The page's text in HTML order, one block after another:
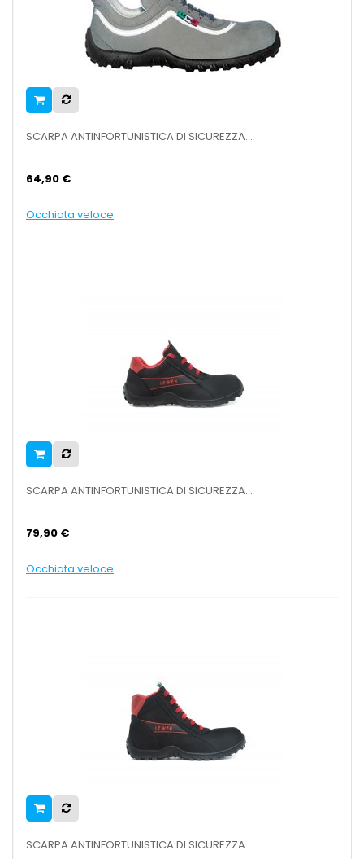
SCARPA ANTINFORTUNISTICA DI SICUREZZA...
64,90 €
Occhiata veloce
SCARPA ANTINFORTUNISTICA DI SICUREZZA...
79,90 €
Occhiata veloce
SCARPA ANTINFORTUNISTICA DI SICUREZZA...